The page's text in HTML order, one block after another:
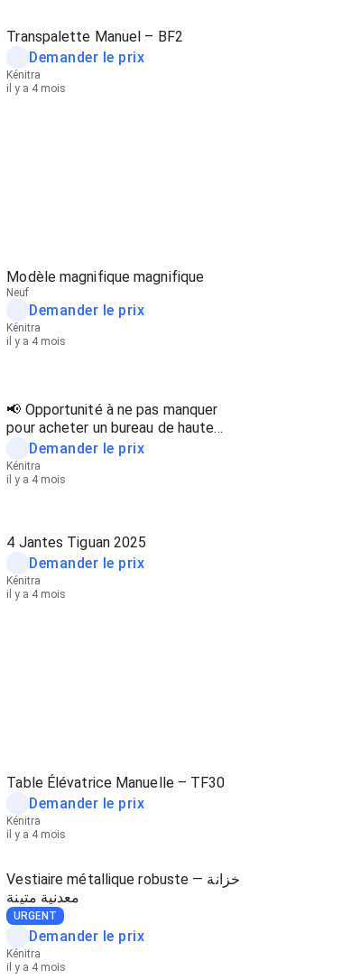
Transpalette Manuel – BF2
Demander le prix
Kénitra
il y a 4 mois
Modèle magnifique magnifique
Neuf
Demander le prix
Kénitra
il y a 4 mois
📢 Opportunité à ne pas manquer
pour acheter un bureau de haute
qualité
Demander le prix
Kénitra
il y a 4 mois
4 Jantes Tiguan 2025
Demander le prix
Kénitra
il y a 4 mois
Table Élévatrice Manuelle – TF30
Demander le prix
Kénitra
il y a 4 mois
Vestiaire métallique robuste — خزانة
معدنية متينة
URGENT
Demander le prix
Kénitra
il y a 4 mois